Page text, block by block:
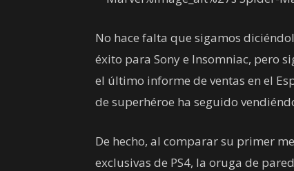
No hace falta que sigamos
éxito para Sony e Insomniac, pero
el último informe de ventas en el
de superhéroe ha seguido
De hecho, al comparar su primer
exclusivas de PS4, la oruga de